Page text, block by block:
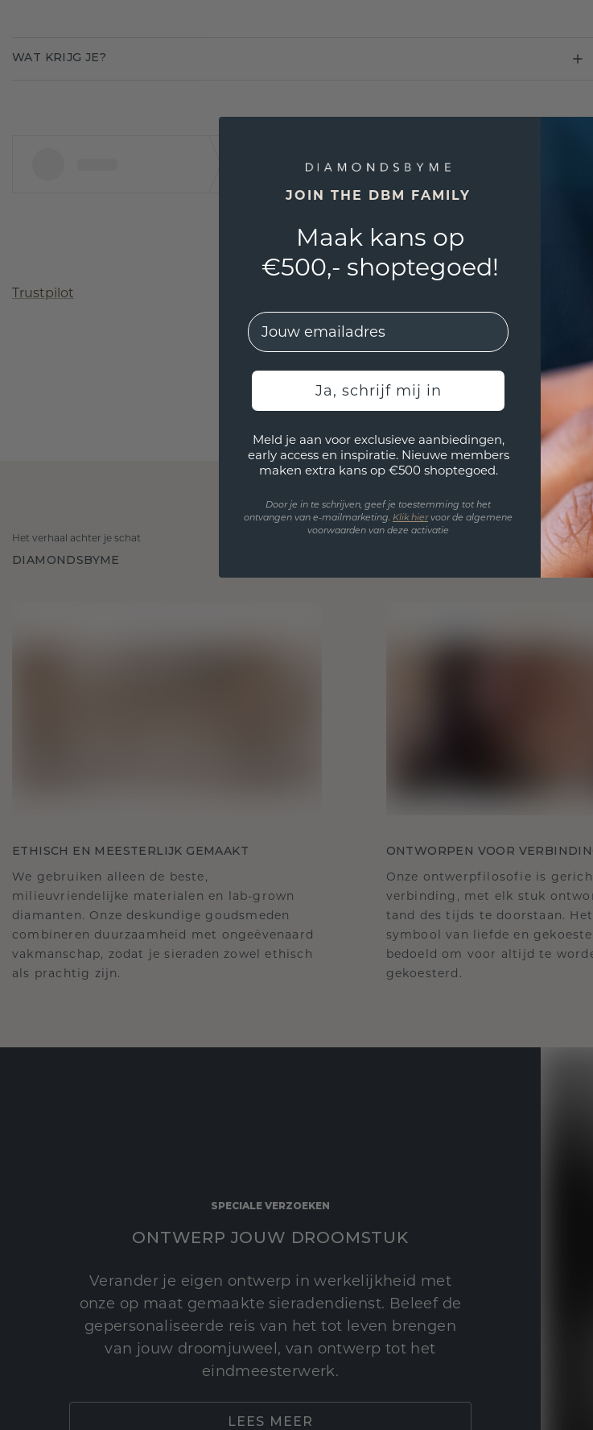
WAT KRIJG JE?
Trustpilot
Het verhaal achter je schat
DIAMONDSBYME
ETHISCH EN MEESTERLIJK GEMAAKT
We gebruiken alleen de beste,
milieuvriendelijke materialen en lab-grown
diamanten. Onze deskundige goudsmeden
combineren duurzaamheid met ongeëvenaard
vakmanschap, zodat je sieraden zowel ethisch
als prachtig zijn.
ONTWORPEN VOOR
Onze ontwerpfilosofie is
verbinding, met elk stuk
tand des tijds te doorstaan.
symbool van liefde en
bedoeld om voor altijd te
gekoesterd.
SPECIALE VERZOEKEN
ONTWERP JOUW DROOMSTUK
Verander je eigen ontwerp in werkelijkheid met
onze op maat gemaakte sieradendienst. Beleef de
gepersonaliseerde reis van het tot leven brengen
van jouw droomjuweel, van ontwerp tot het
eindmeesterwerk.
LEES MEER
JOIN THE DBM FAMILY
Maak kans op
€500,- shoptegoed!
EMail
Ja, schrijf mij in
Meld je aan voor exclusieve aanbiedingen,
early access en inspiratie. Nieuwe members
maken extra kans op €500 shoptegoed.
Door je in te schrijven, geef je toestemming tot het
ontvangen van e-mailmarketing. Klik hiervoor de algemene
voorwaarden van deze activatie